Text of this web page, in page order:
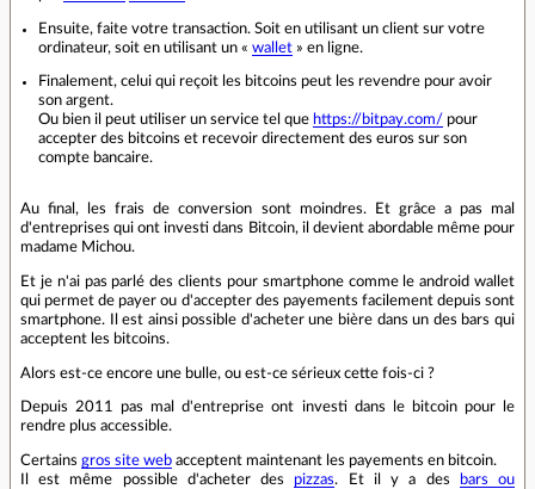
Ensuite, faite votre transaction. Soit en utilisant un client sur votre
ordinateur, soit en utilisant un « wallet » en ligne.
Finalement, celui qui reçoit les bitcoins peut les revendre pour avoir
son argent.
Ou bien il peut utiliser un service tel que https://bitpay.com/ pour
accepter des bitcoins et recevoir directement des euros sur son
compte bancaire.
Au final, les frais de conversion sont moindres. Et grâce a pas mal
d'entreprises qui ont investi dans Bitcoin, il devient abordable même pour
madame Michou.
Et je n'ai pas parlé des clients pour smartphone comme le android wallet
qui permet de payer ou d'accepter des payements facilement depuis sont
smartphone. Il est ainsi possible d'acheter une bière dans un des bars qui
acceptent les bitcoins.
Alors est-ce encore une bulle, ou est-ce sérieux cette fois-ci ?
Depuis 2011 pas mal d'entreprise ont investi dans le bitcoin pour le
rendre plus accessible.
Certains gros site web acceptent maintenant les payements en bitcoin.
Il est même possible d'acheter des pizzas. Et il y a des
bars ou